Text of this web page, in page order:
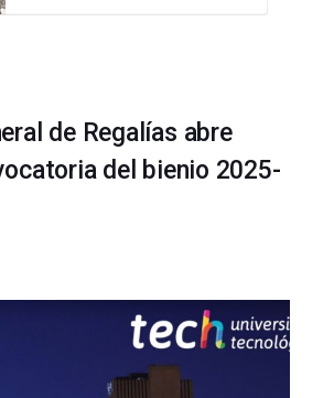
de Regalías abre
del bienio 2025-